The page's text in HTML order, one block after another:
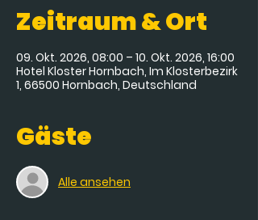
Zeitraum & Ort
09. Okt. 2026, 08:00 – 10. Okt. 2026, 16:00
Hotel Kloster Hornbach, Im Klosterbezirk
1, 66500 Hornbach, Deutschland
Gäste
Alle ansehen